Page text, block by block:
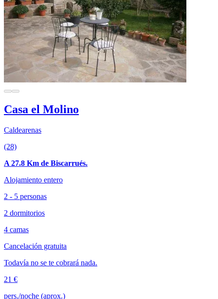
Casa el Molino
Caldearenas
(28)
A 27.8 Km de Biscarrués.
Alojamiento entero
2 - 5 personas
2 dormitorios
4 camas
Cancelación gratuita
Todavía no se te cobrará nada.
21 €
pers./noche (aprox.)